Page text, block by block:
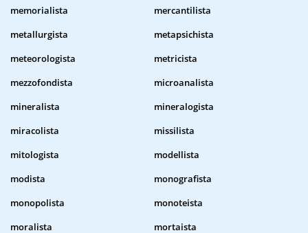
memorialista
mercantilista
metallurgista
metapsichista
meteorologista
metricista
mezzofondista
microanalista
mineralista
mineralogista
miracolista
missilista
mitologista
modellista
modista
monografista
monopolista
monoteista
moralista
mortaista